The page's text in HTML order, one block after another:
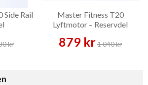
Side Rail
kr
Master Fitness T20
Lyftmotor – Reservdel
879 kr1 040 kr